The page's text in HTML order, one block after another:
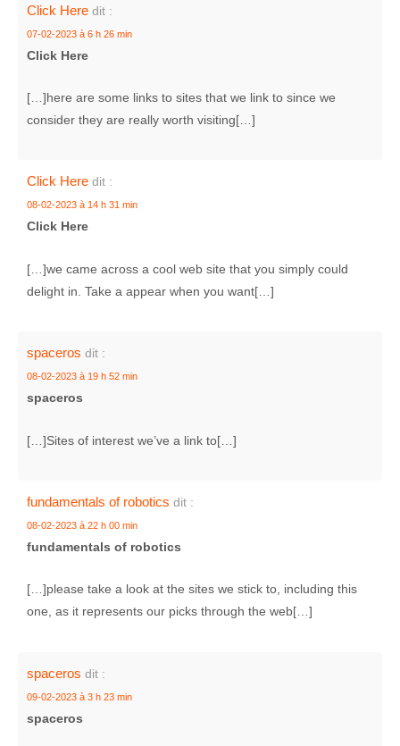
Click Here dit :
07-02-2023 à 6 h 26 min
Click Here
[…]here are some links to sites that we link to since we
consider they are really worth visiting[…]
Click Here dit :
08-02-2023 à 14 h 31 min
Click Here
[…]we came across a cool web site that you simply could
delight in. Take a appear when you want[…]
spaceros dit :
08-02-2023 à 19 h 52 min
spaceros
[…]Sites of interest we’ve a link to[…]
fundamentals of robotics dit :
08-02-2023 à 22 h 00 min
fundamentals of robotics
[…]please take a look at the sites we stick to, including this
one, as it represents our picks through the web[…]
spaceros dit :
09-02-2023 à 3 h 23 min
spaceros